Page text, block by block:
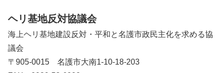
ヘリ基地反対協議会
海上ヘリ基地建設反対・平和と名護市政民主化を求める協
議会
〒905-0015 名護市大南1-10-18-203